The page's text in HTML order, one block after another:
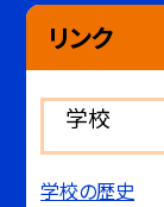
リンク
学校
学校の歴史